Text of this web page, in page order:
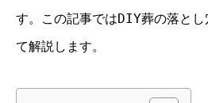
す。この記事ではDIY葬の落と
て解説します。